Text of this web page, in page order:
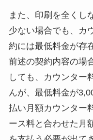
また、印刷を全くし
少ない場合でも、カ
約には最低料金が存
前述の契約内容の場
しても、カウンター
んが、最低料金が
払い月額カウンター
ース料と合わせた月